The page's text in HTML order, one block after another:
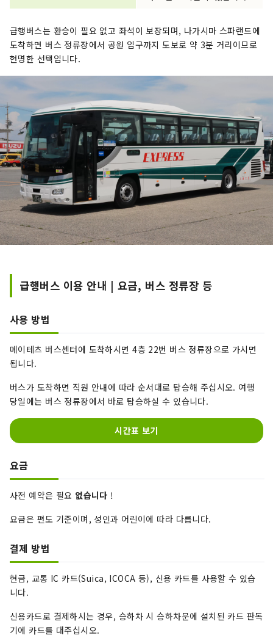
급행버스는 환승이 필요 없고 좌석이 보장되며, 나가시마 스파랜드에
도착하면 버스 정류장에서 공원 입구까지 도보로 약 3분 거리이므로
현명한 선택입니다.
급행버스 이용 안내 | 요금, 버스 정류장 등
사용 방법
메이테츠 버스센터에 도착하시면 4층 22번 버스 정류장으로 가시면
됩니다.
버스가 도착하면 직원 안내에 따라 순서대로 탑승해 주십시오. 여행
당일에는 버스 정류장에서 바로 탑승하실 수 있습니다.
시간표 보기
요금
사전 예약은 필요 없습니다 !
요금은 편도 기준이며, 성인과 어린이에 따라 다릅니다.
결제 방법
현금, 교통 IC 카드(Suica, ICOCA 등), 신용 카드를 사용할 수 있습
니다.
신용카드로 결제하시는 경우, 승하차 시 승하차문에 설치된 카드 판독
기에 카드를 대주십시오.